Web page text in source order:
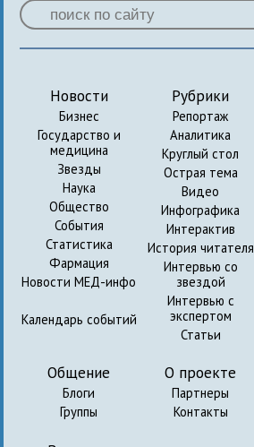
Новости
Бизнес
Государство и
медицина
Звезды
Наука
Общество
События
Статистика
Фармация
Новости МЕД-инфо
Календарь событий
Рубрики
Репортаж
Аналитика
Круглый стол
Острая тема
Видео
Инфографика
Интерактив
История читателя
Интервью со
звездой
Интервью с
экспертом
Статьи
Общение
Блоги
Группы
О проекте
Партнеры
Контакты